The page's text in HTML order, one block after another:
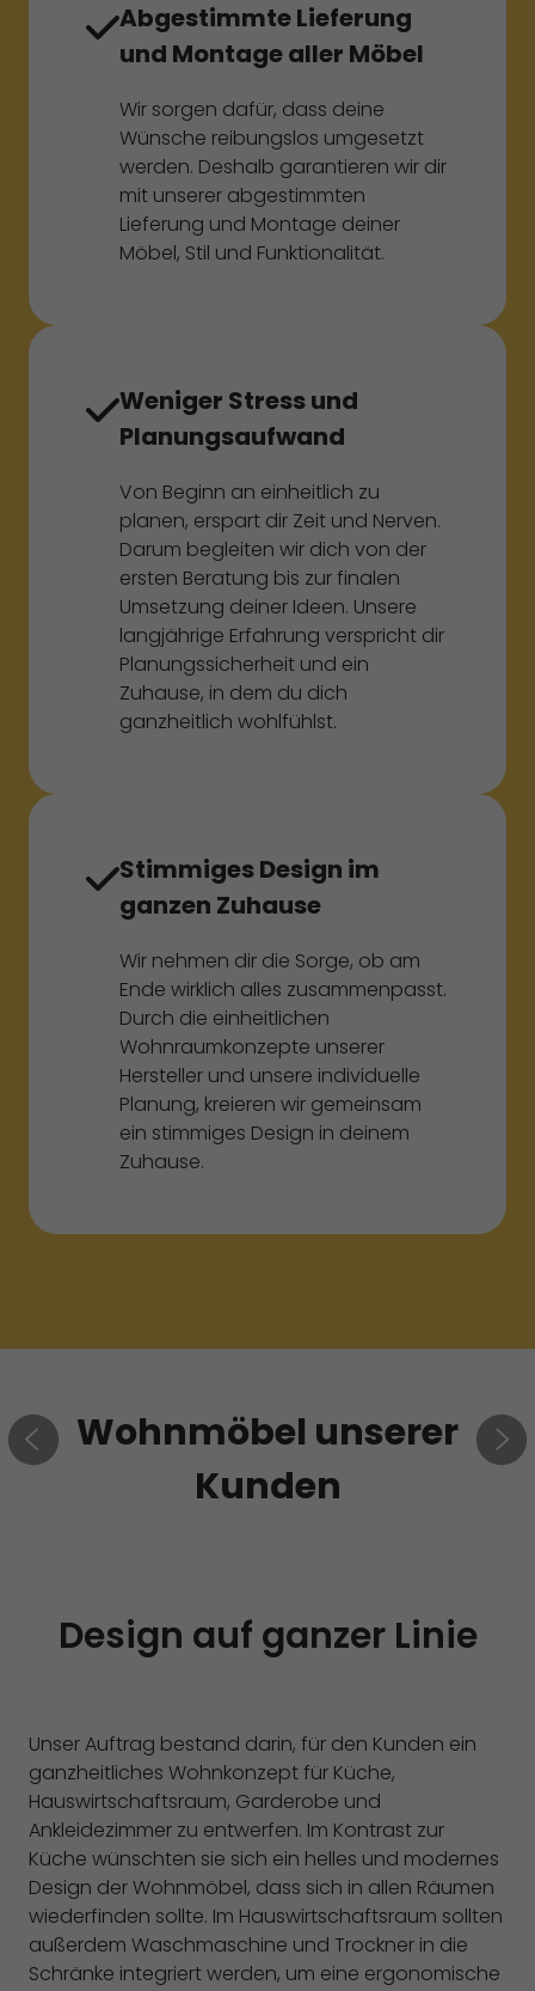
Abgestimmte Lieferung
und Montage aller Möbel
Wir sorgen dafür, dass deine
Wünsche reibungslos umgesetzt
werden. Deshalb garantieren wir dir
mit unserer abgestimmten
Lieferung und Montage deiner
Möbel, Stil und Funktionalität.
Weniger Stress und
Planungsaufwand
Von Beginn an einheitlich zu
planen, erspart dir Zeit und Nerven.
Darum begleiten wir dich von der
ersten Beratung bis zur finalen
Umsetzung deiner Ideen. Unsere
langjährige Erfahrung verspricht dir
Planungssicherheit und ein
Zuhause, in dem du dich
ganzheitlich wohlfühlst.
Stimmiges Design im
ganzen Zuhause
Wir nehmen dir die Sorge, ob am
Ende wirklich alles zusammenpasst.
Durch die einheitlichen
Wohnraumkonzepte unserer
Hersteller und unsere individuelle
Planung, kreieren wir gemeinsam
ein stimmiges Design in deinem
Zuhause.
Wohnmöbel unserer
Kunden
Design auf ganzer Linie
Unser Auftrag bestand darin, für den Kunden ein
ganzheitliches Wohnkonzept für Küche,
Hauswirtschaftsraum, Garderobe und
Ankleidezimmer zu entwerfen. Im Kontrast zur
Küche wünschten sie sich ein helles und modernes
Design der Wohnmöbel, dass sich in allen Räumen
wiederfinden sollte. Im Hauswirtschaftsraum sollten
außerdem Waschmaschine und Trockner in die
Schränke integriert werden, um eine ergonomische